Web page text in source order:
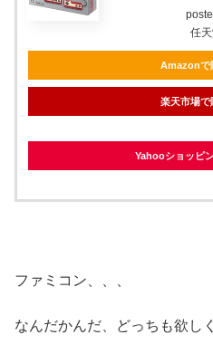
任
Amazonで
楽天市場で
Yahooショッピ
ファミコン、、、
なんだかんだ、どっちも欲し